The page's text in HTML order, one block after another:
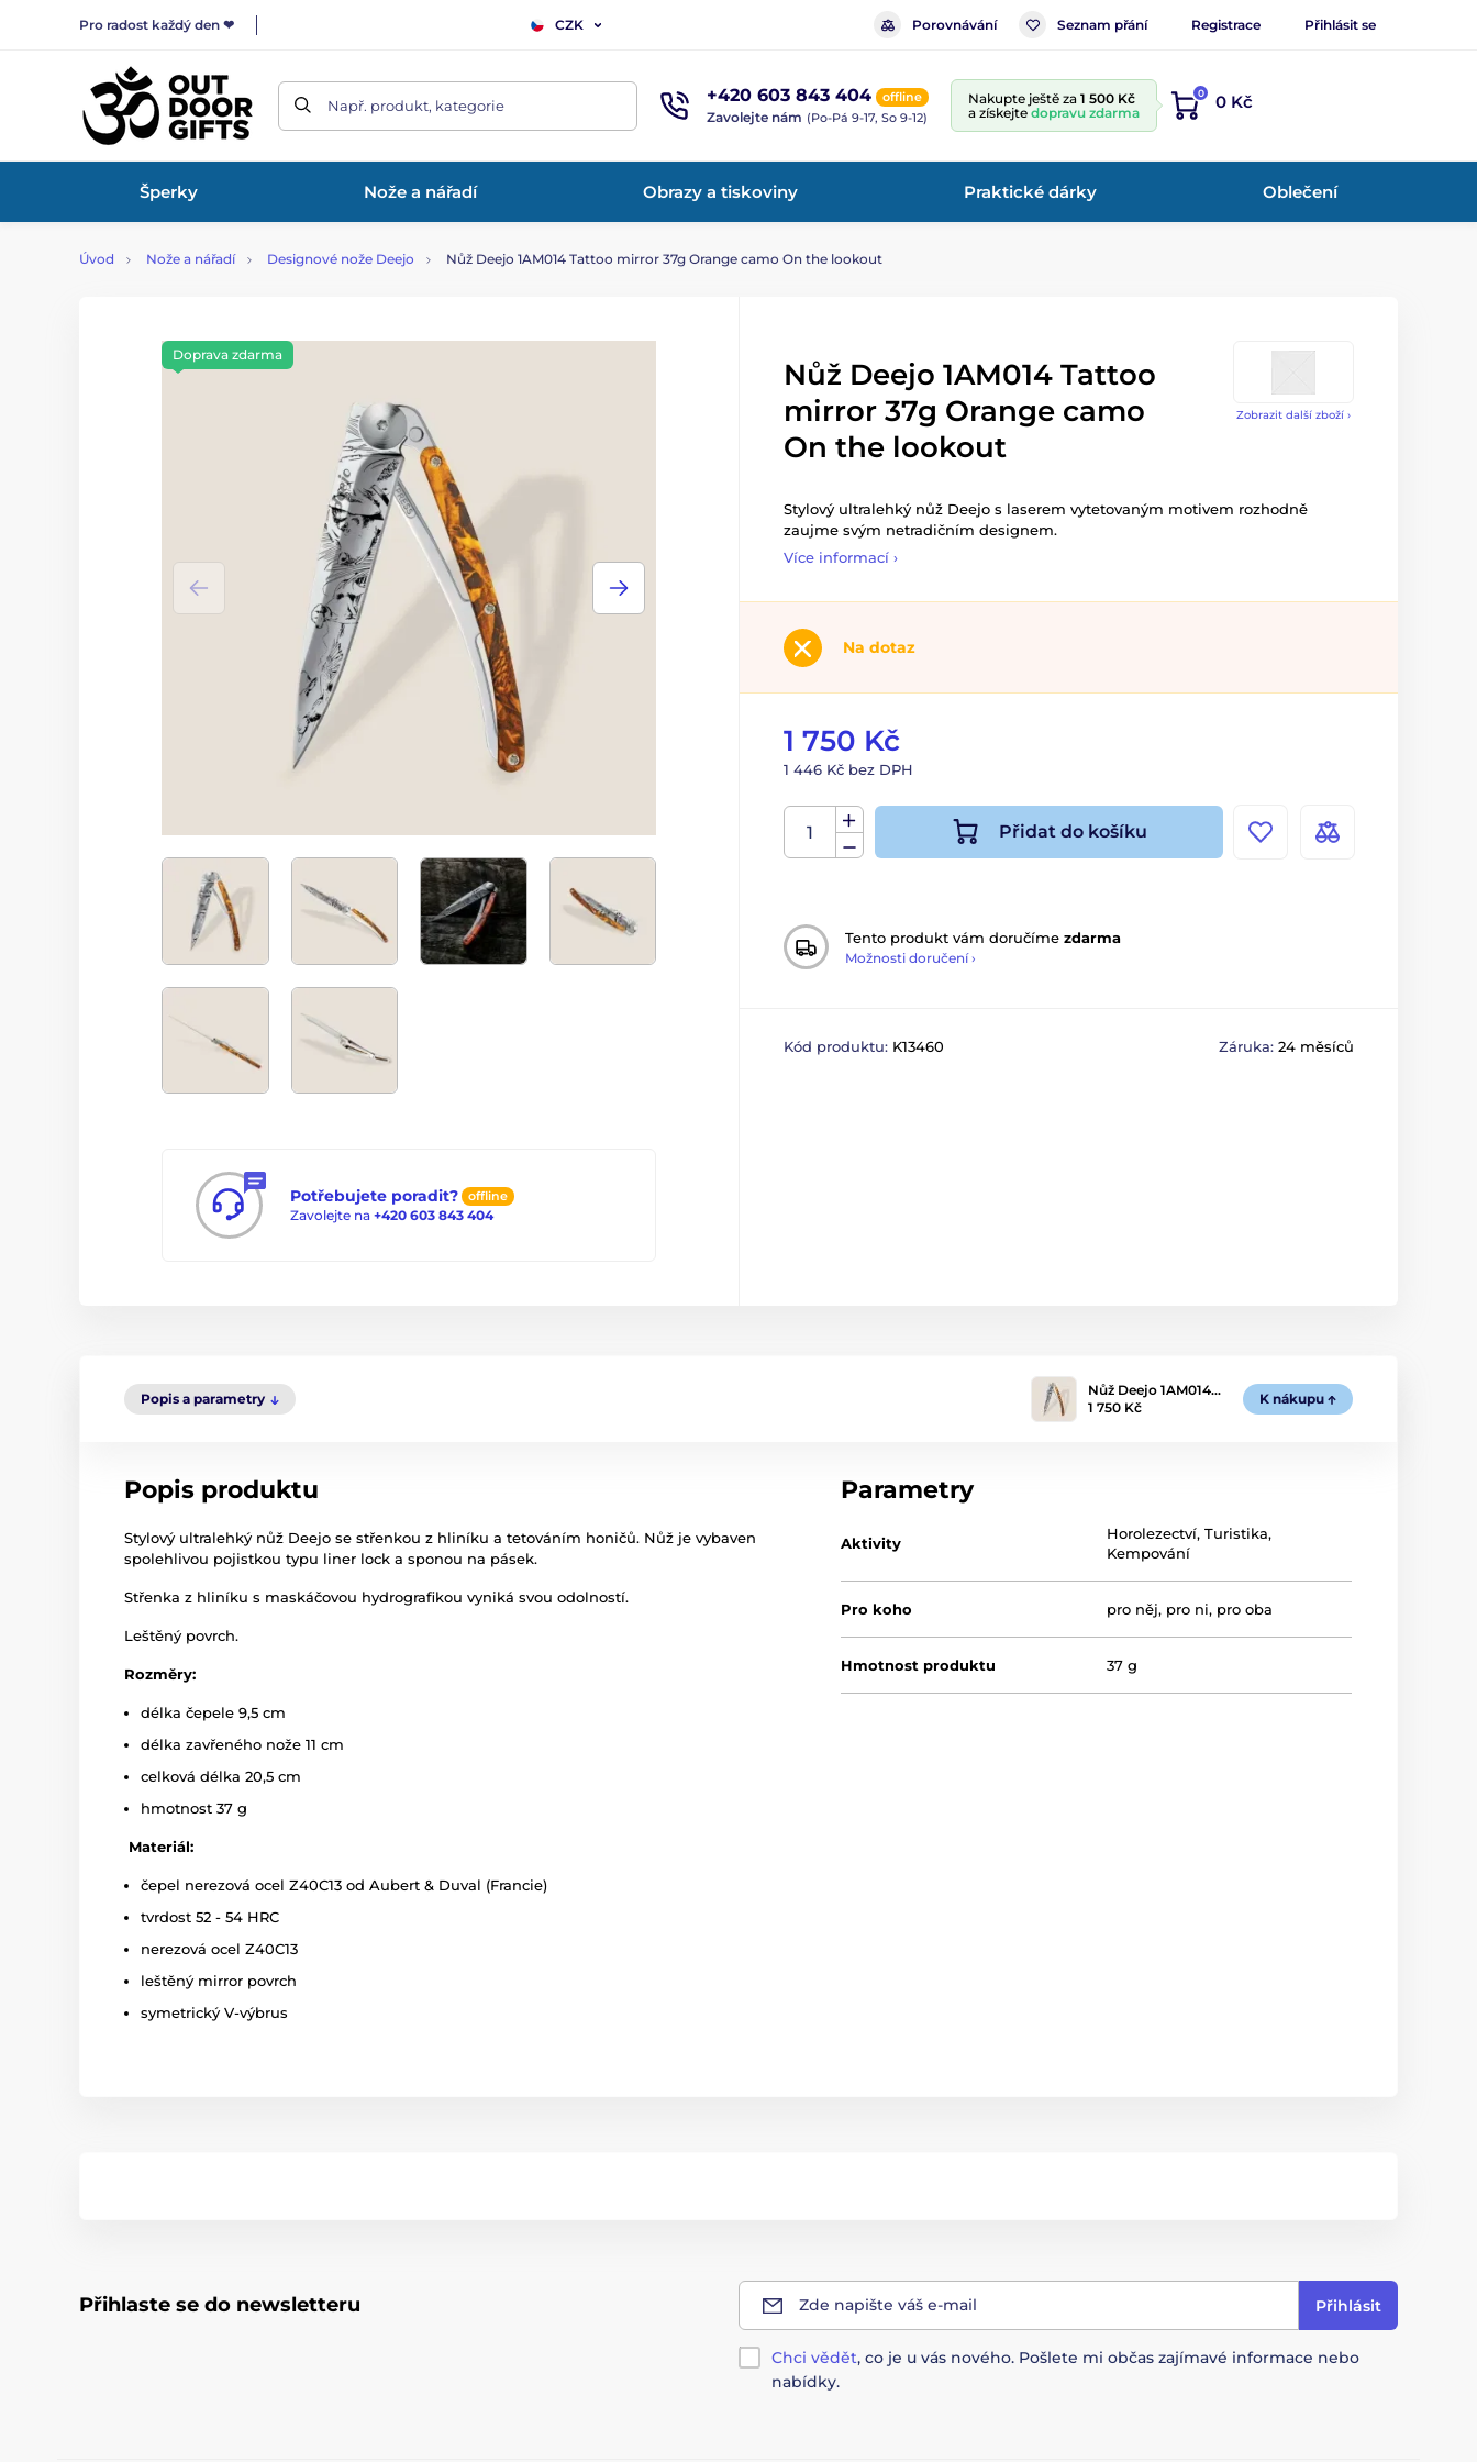
Pro radost každý den ❤ CZK Porovnávání Seznam přání Registrace Přihlásit se
Např. produkt, kategorie +420 603 843 404 offline
Zavolejte nám (Po-Pá 9-17, So 9-12)
Nakupte ještě za 1 500 Kč
a získejte dopravu zdarma
0 0 Kč
Šperky Nože a nářadí Obrazy a tiskoviny Praktické dárky Oblečení
Úvod Nože a nářadí Designové nože Deejo Nůž Deejo 1AM014 Tattoo mirror 37g Orange camo On the lookout
Zobrazit další zboží ›
Potřebujete poradit? offline
Zavolejte na +420 603 843 404
Doprava zdarma
Nůž Deejo 1AM014 Tattoo
mirror 37g Orange camo
On the lookout
Stylový ultralehký nůž Deejo s laserem vytetovaným motivem rozhodně
zaujme svým netradičním designem.
Více informací ›
Na dotaz
1 750 Kč
1 446 Kč bez DPH
Přidat do košíku
Tento produkt vám doručíme zdarma
Možnosti doručení ›
Kód produktu: K13460 Záruka: 24 měsíců
Popis a parametry
Nůž Deejo 1AM014…
1 750 Kč
K nákupu
Popis produktu
Stylový ultralehký nůž Deejo se střenkou z hliníku a tetováním honičů. Nůž je vybaven
spolehlivou pojistkou typu liner lock a sponou na pásek.
Střenka z hliníku s maskáčovou hydrografikou vyniká svou odolností.
Leštěný povrch.
Rozměry:
délka čepele 9,5 cm
délka zavřeného nože 11 cm
celková délka 20,5 cm
hmotnost 37 g
Materiál:
čepel nerezová ocel Z40C13 od Aubert & Duval (Francie)
tvrdost 52 - 54 HRC
nerezová ocel Z40C13
leštěný mirror povrch
symetrický V-výbrus
Parametry
Aktivity
Horolezectví,Turistika,
Kempování
Pro koho pro něj, pro ni, pro oba
Hmotnost produktu 37 g
Přihlaste se do newsletteru Zde napište váš e-mail Přihlásit
Chci vědět, co je u vás nového. Pošlete mi občas zajímavé informace nebo
nabídky.